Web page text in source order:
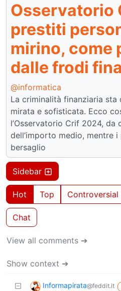
Osservatorio
prestiti
mirino, come
dalle frodi
@informatica
La criminalità finanziaria sta
mirata e sofisticata. Ecco
l’Osservatorio Crif 2024, da
dell’importo medio, mentre
bersaglio
Sidebar
Hot Top Controversial
Chat
View all comments ➔
Show context ➔
Informapirata@feddit.it